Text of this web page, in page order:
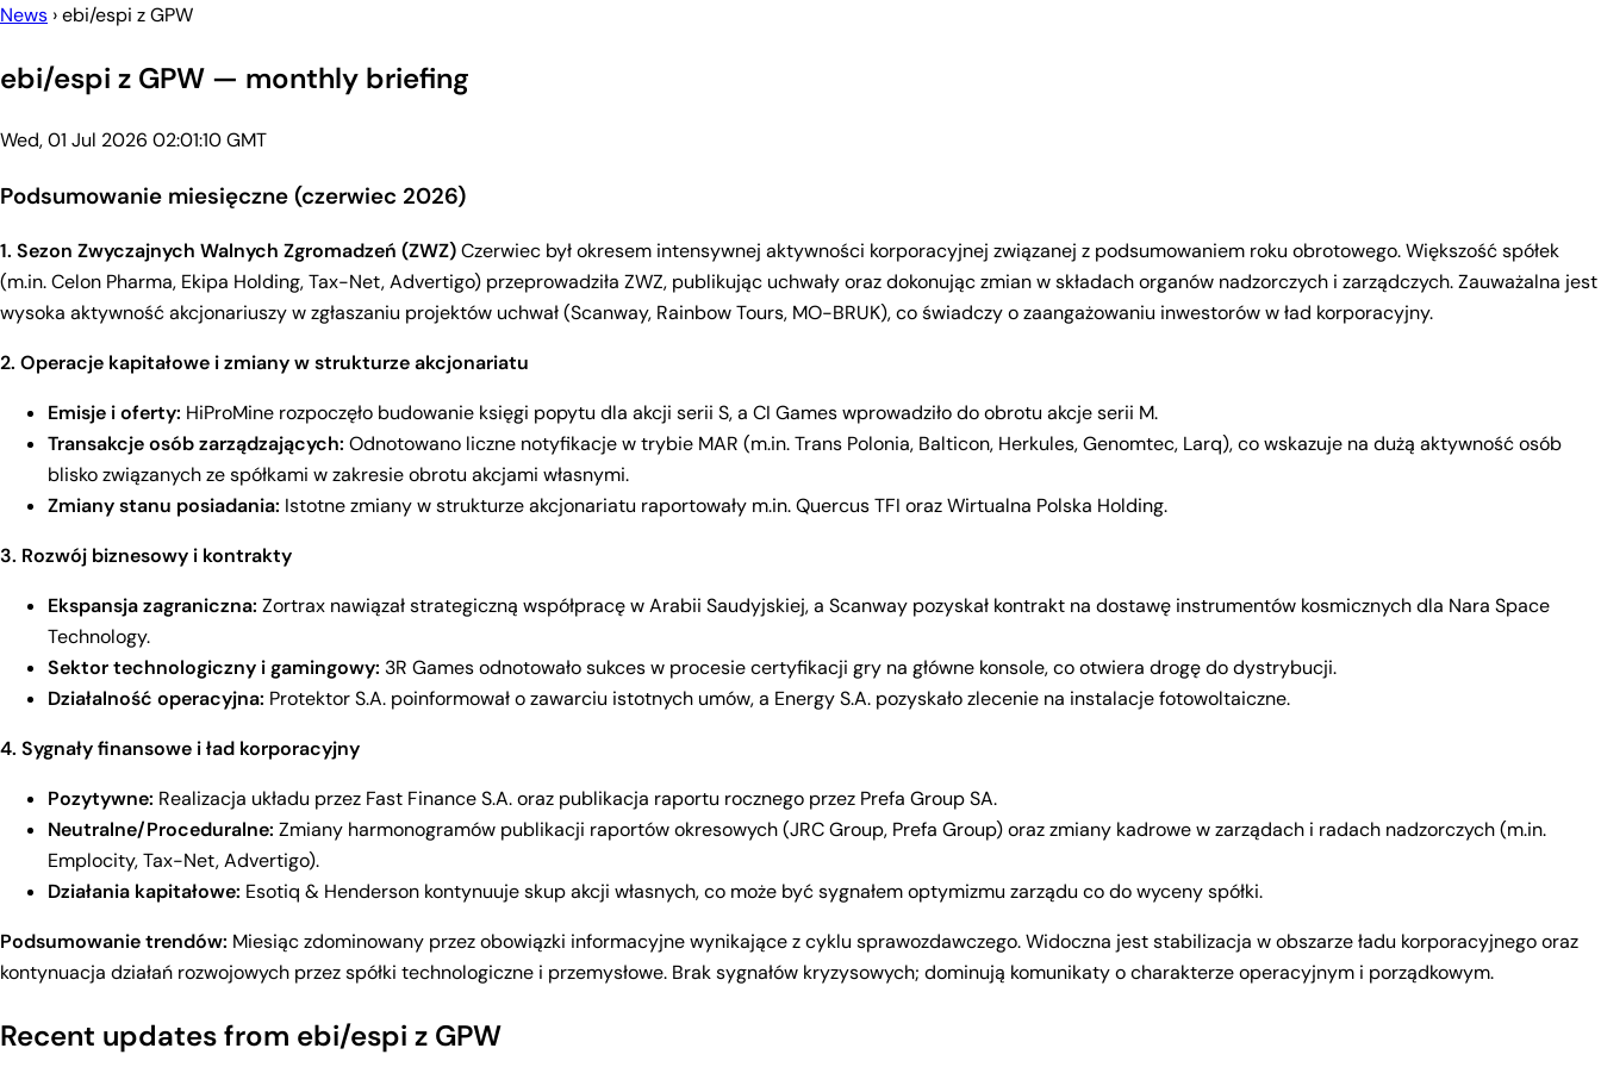
News ›ebi/espi z GPW
ebi/espi z GPW — monthly briefing
Wed, 01 Jul 2026 02:01:10 GMT
Podsumowanie miesięczne (czerwiec 2026)
1. Sezon Zwyczajnych Walnych Zgromadzeń (ZWZ)Czerwiec był okresem intensywnej aktywności korporacyjnej związanej z podsumowaniem roku obrotowego. Większość spółek
(m.in. Celon Pharma, Ekipa Holding, Tax-Net, Advertigo) przeprowadziła ZWZ, publikując uchwały oraz dokonując zmian w składach organów nadzorczych i zarządczych. Zauważalna jest
wysoka aktywność akcjonariuszy w zgłaszaniu projektów uchwał (Scanway, Rainbow Tours, MO-BRUK), co świadczy o zaangażowaniu inwestorów w ład korporacyjny.
2. Operacje kapitałowe i zmiany w strukturze akcjonariatu
Emisje i oferty: HiProMine rozpoczęło budowanie księgi popytu dla akcji serii S, a CI Games wprowadziło do obrotu akcje serii M.
Transakcje osób zarządzających: Odnotowano liczne notyfikacje w trybie MAR (m.in. Trans Polonia, Balticon, Herkules, Genomtec, Larq), co wskazuje na dużą aktywność osób
blisko związanych ze spółkami w zakresie obrotu akcjami własnymi.
Zmiany stanu posiadania: Istotne zmiany w strukturze akcjonariatu raportowały m.in. Quercus TFI oraz Wirtualna Polska Holding.
3. Rozwój biznesowy i kontrakty
Ekspansja zagraniczna: Zortrax nawiązał strategiczną współpracę w Arabii Saudyjskiej, a Scanway pozyskał kontrakt na dostawę instrumentów kosmicznych dla Nara Space
Technology.
Sektor technologiczny i gamingowy: 3R Games odnotowało sukces w procesie certyfikacji gry na główne konsole, co otwiera drogę do dystrybucji.
Działalność operacyjna: Protektor S.A. poinformował o zawarciu istotnych umów, a Energy S.A. pozyskało zlecenie na instalacje fotowoltaiczne.
4. Sygnały finansowe i ład korporacyjny
Pozytywne: Realizacja układu przez Fast Finance S.A. oraz publikacja raportu rocznego przez Prefa Group SA.
Neutralne/Proceduralne: Zmiany harmonogramów publikacji raportów okresowych (JRC Group, Prefa Group) oraz zmiany kadrowe w zarządach i radach nadzorczych (m.in.
Emplocity, Tax-Net, Advertigo).
Działania kapitałowe: Esotiq & Henderson kontynuuje skup akcji własnych, co może być sygnałem optymizmu zarządu co do wyceny spółki.
Podsumowanie trendów: Miesiąc zdominowany przez obowiązki informacyjne wynikające z cyklu sprawozdawczego. Widoczna jest stabilizacja w obszarze ładu korporacyjnego oraz
kontynuacja działań rozwojowych przez spółki technologiczne i przemysłowe. Brak sygnałów kryzysowych; dominują komunikaty o charakterze operacyjnym i porządkowym.
Recent updates from ebi/espi z GPW